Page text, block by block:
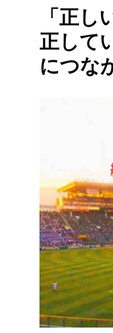
ら
な
い
か
ら、
す」
／
智
弁
和
歌
山
高
嶋
仁
監
督
に
「正
正して
につな